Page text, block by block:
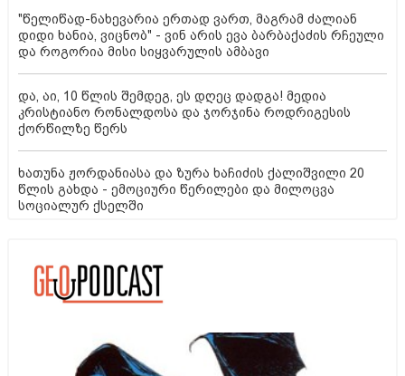
"წელიწად-ნახევარია ერთად ვართ, მაგრამ ძალიან
დიდი ხანია, ვიცნობ" - ვინ არის ევა ბარბაქაძის რჩეული
და როგორია მისი სიყვარულის ამბავი
და, აი, 10 წლის შემდეგ, ეს დღეც დადგა! მედია
კრისტიანო რონალდოსა და ჯორჯინა როდრიგესის
ქორწილზე წერს
ხათუნა ჟორდანიასა და ზურა ხაჩიძის ქალიშვილი 20
წლის გახდა - ემოციური წერილები და მილოცვა
სოციალურ ქსელში